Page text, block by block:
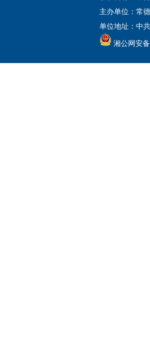
主办单位：常
单位地址：中
湘公网安